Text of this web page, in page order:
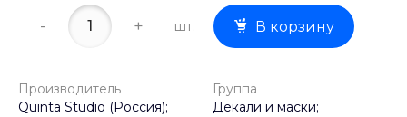
- + шт. В корзину
Производитель
Quinta Studio (Россия);
Группа
Декали и маски;